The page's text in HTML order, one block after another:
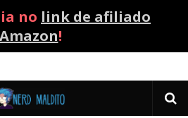
no link de afiliado
Amazon!